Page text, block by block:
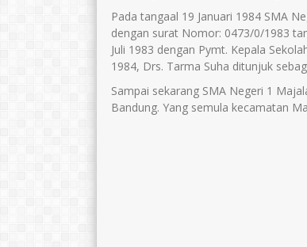
Pada tangaal 19 Januari 1984 SMA
dengan surat Nomor: 0473/0/1983
Juli 1983 dengan Pymt. Kepala
1984, Drs. Tarma Suha ditunjuk
Sampai sekarang SMA Negeri 1
Bandung. Yang semula kecamatan